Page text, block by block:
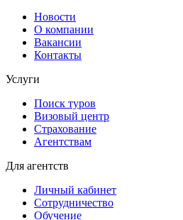
Новости
О компании
Вакансии
Контакты
Услуги
Поиск туров
Визовый центр
Страхование
Агентствам
Для агентств
Личный кабинет
Сотрудничество
Обучение